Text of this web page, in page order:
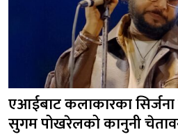
एआईबाट कलाकारका
सुगम पोखरेलको कानुनी